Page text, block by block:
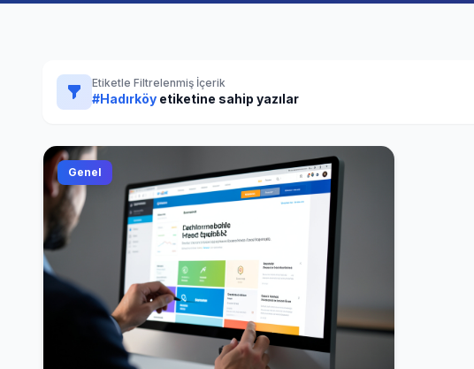
Etiketle Filtrelenmiş İçerik
#Hadırköy etiketine sahip yazılar
Genel